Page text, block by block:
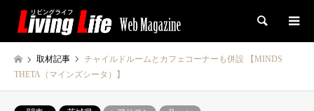
検索
取材記事
チャイルドルームとカフェコーナーも併設 【MINDS
THETA（マインズシータ）】